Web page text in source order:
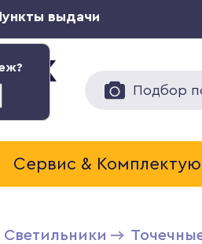
выдачи
Подбор
Сервис &
Светильники